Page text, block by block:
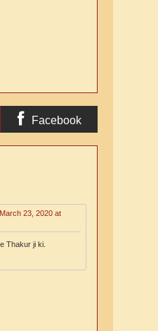
Facebook
Comments
March 23, 2020 at
Thakur ji ki.